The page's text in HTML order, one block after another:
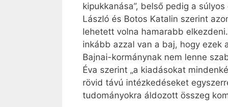
kipukkanása”, belső pedig a
László és Botos Katalin szerint
lehetett volna hamarabb
inkább azzal van a baj, hogy ezek
Bajnai-kormánynak nem lenne
Éva szerint „a kiadásokat
rövid távú intézkedéseket
tudományokra áldozott összeg